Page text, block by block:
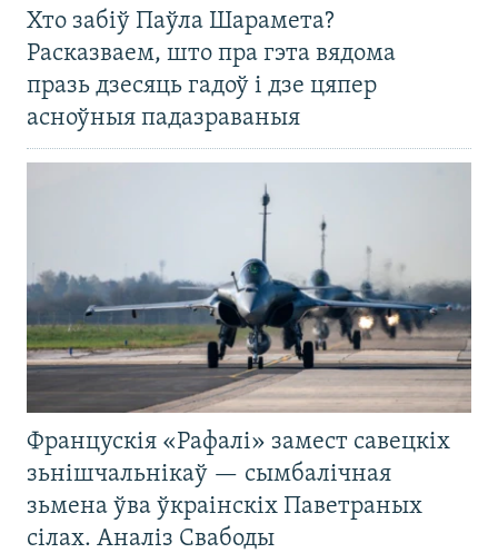
Хто забіў Паўла Шарамета?
Расказваем, што пра гэта вядома
празь дзесяць гадоў і дзе цяпер
асноўныя падазраваныя
Францускія «Рафалі» замест савецкіх
зьнішчальнікаў — сымбалічная
зьмена ўва ўкраінскіх Паветраных
сілах. Аналіз Свабоды